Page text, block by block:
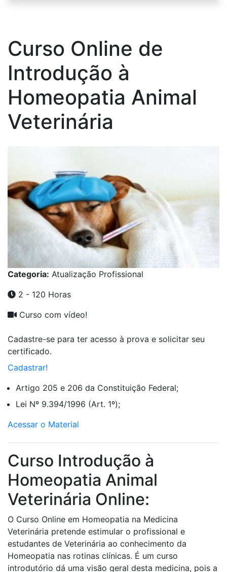
Curso Online de
Introdução à
Homeopatia Animal
Veterinária
Categoria: Atualização Profissional
2 - 120 Horas
Curso com vídeo!
Cadastre-se para ter acesso à prova e solicitar seu
certificado.
Cadastrar!
Artigo 205 e 206 da Constituição Federal;
Lei Nº 9.394/1996 (Art. 1º);
Acessar o Material
Curso Introdução à
Homeopatia Animal
Veterinária Online:
O Curso Online em Homeopatia na Medicina
Veterinária pretende estimular o profissional e
estudantes de Veterinária ao conhecimento da
Homeopatia nas rotinas clínicas. É um curso
introdutório dá uma visão geral desta medicina, pois a